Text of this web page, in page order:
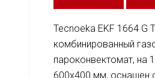
Tecnoeka EKF 1664 G
комбинированный
пароконвектомат, на
600x400 мм, оснащен